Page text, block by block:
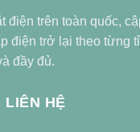
điện trên toàn quốc,
điện trở lại theo từng
đầy đủ.
LIÊN HỆ